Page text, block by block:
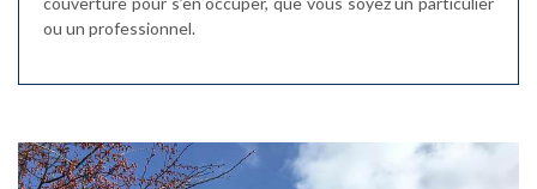
ou un professionnel.